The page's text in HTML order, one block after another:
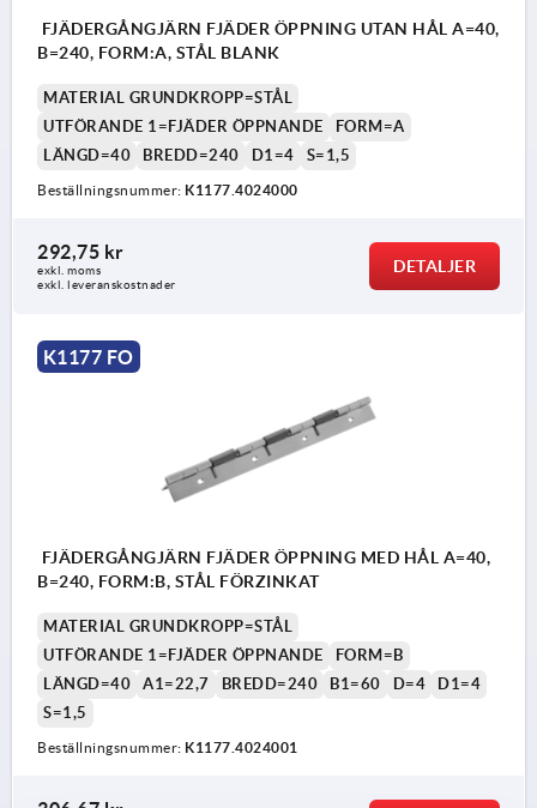
FJÄDERGÅNGJÄRN FJÄDER ÖPPNING UTAN HÅL A=40,
B=240, FORM:A, STÅL BLANK
MATERIAL GRUNDKROPP=STÅL
UTFÖRANDE 1=FJÄDER ÖPPNANDE
FORM=A
LÄNGD=40
BREDD=240 D1=4 S=1,5
Beställningsnummer: K1177.4024000
292,75 kr
exkl. moms
exkl. leveranskostnader
DETALJER
K1177 FO
FJÄDERGÅNGJÄRN FJÄDER ÖPPNING MED HÅL A=40,
B=240, FORM:B, STÅL FÖRZINKAT
MATERIAL GRUNDKROPP=STÅL
UTFÖRANDE 1=FJÄDER ÖPPNANDE
FORM=B
LÄNGD=40
A1=22,7 BREDD=240 B1=60 D=4
D1=4
S=1,5
Beställningsnummer: K1177.4024001